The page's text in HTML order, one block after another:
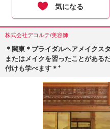
気になる
株式会社デコルテ/美容師
＊関東＊ブライダルヘアメイクス
またはメイクを習ったことがある
付けも学べます＊⁺